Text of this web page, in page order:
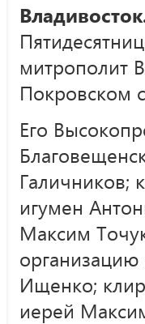
митрополит
Покровском
Его
Галичников;
игумен
Максим
Ищенко;
иерей